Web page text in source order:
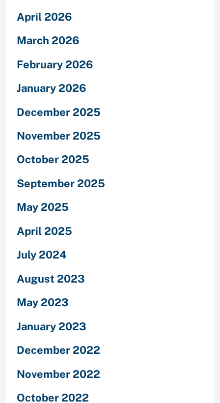
April 2026
March 2026
February 2026
January 2026
December 2025
November 2025
October 2025
September 2025
May 2025
April 2025
July 2024
August 2023
May 2023
January 2023
December 2022
November 2022
October 2022